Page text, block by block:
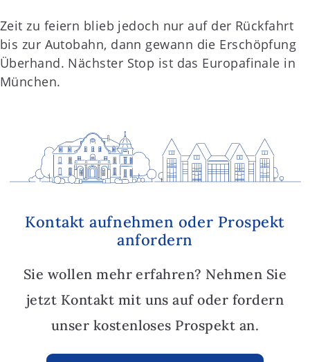
Zeit zu feiern blieb jedoch nur auf der Rückfahrt
bis zur Autobahn, dann gewann die Erschöpfung
Überhand. Nächster Stop ist das Europafinale in
München.
Kontakt aufnehmen oder Prospekt
anfordern
Sie wollen mehr erfahren? Nehmen Sie
jetzt Kontakt mit uns auf oder fordern
unser kostenloses Prospekt an.